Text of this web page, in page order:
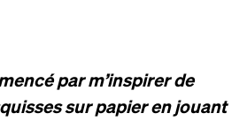
par m’inspirer de
sur papier en jouant